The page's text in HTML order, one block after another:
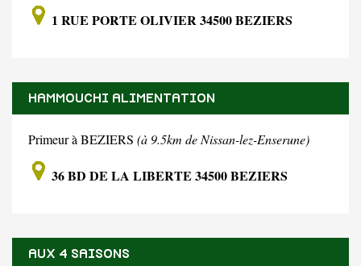
1 RUE PORTE OLIVIER 34500 BEZIERS
HAMMOUCHI ALIMENTATION
Primeur à BEZIERS (à 9.5km de Nissan-lez-Enserune)
36 BD DE LA LIBERTE 34500 BEZIERS
AUX 4 SAISONS